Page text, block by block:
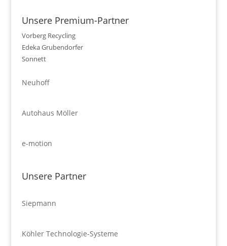
Unsere Premium-Partner
Vorberg Recycling
Edeka Grubendorfer
Sonnett
Neuhoff
Autohaus Möller
e-motion
Unsere Partner
Siepmann
Köhler Technologie-Systeme